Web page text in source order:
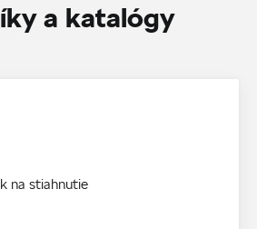
a katalógy
na stiahnutie